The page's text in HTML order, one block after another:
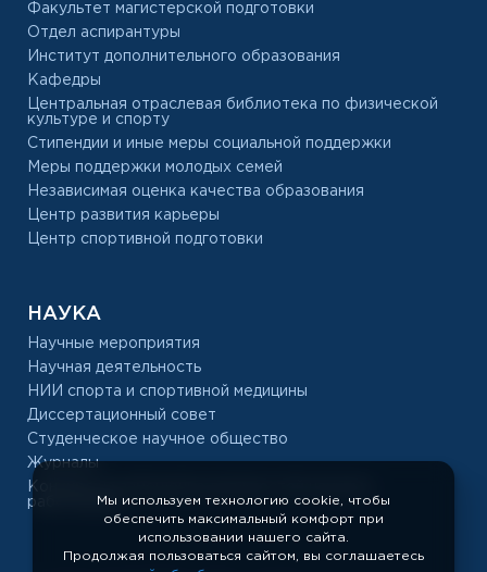
Факультет магистерской подготовки
Отдел аспирантуры
Институт дополнительного образования
Кафедры
Центральная отраслевая библиотека по физической
культуре и спорту
Стипендии и иные меры социальной поддержки
Меры поддержки молодых семей
Независимая оценка качества образования
Центр развития карьеры
Центр спортивной подготовки
НАУКА
Научные мероприятия
Научная деятельность
НИИ спорта и спортивной медицины
Диссертационный совет
Студенческое научное общество
Журналы
Конкурс на замещение должностей научных
работниковМы используем технологию cookie, чтобы
обеспечить максимальный комфорт при
использовании нашего сайта.
Продолжая пользоваться сайтом, вы соглашаетесь